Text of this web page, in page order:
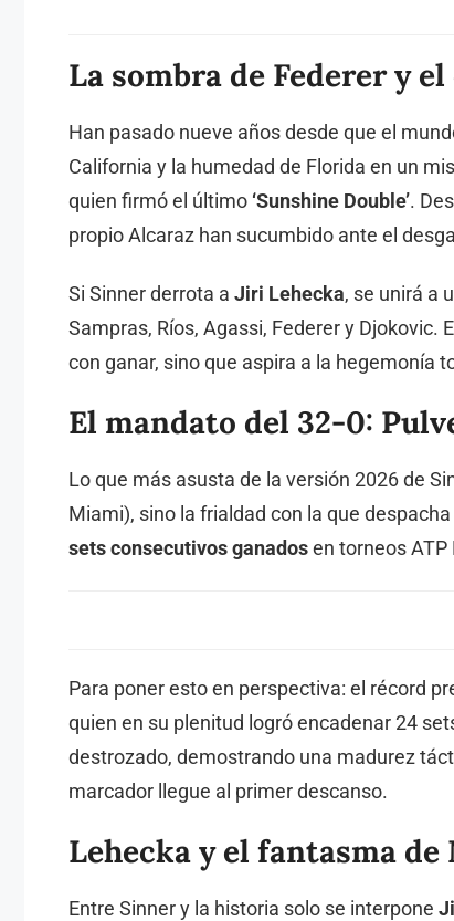
La sombra de Federer y
Han pasado nueve años desde que el
California y la humedad de Florida en un
quien firmó el último ‘Sunshine Double’.
propio Alcaraz han sucumbido ante el
Si Sinner derrota a Jiri Lehecka, se unirá a
Sampras, Ríos, Agassi, Federer y Djokovic.
con ganar, sino que aspira a la hegemonía
El mandato del 32-0:
Lo que más asusta de la versión 2026 de
Miami), sino la frialdad con la que
sets consecutivos ganados en torneos
Para poner esto en perspectiva: el récord
quien en su plenitud logró encadenar 24
destrozado, demostrando una madurez
marcador llegue al primer descanso.
Lehecka y el fantasma de
Entre Sinner y la historia solo se interpone